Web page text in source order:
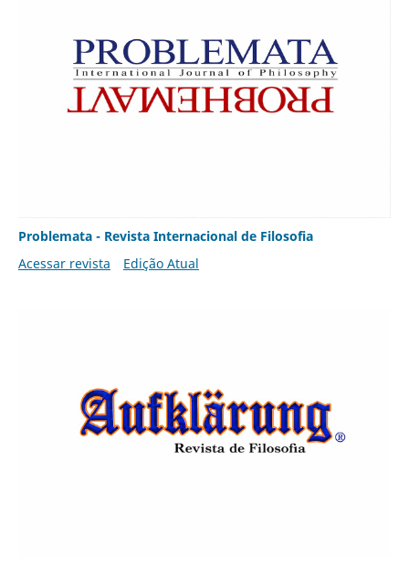
Problemata - Revista Internacional de Filosofia
Acessar revista
Edição Atual